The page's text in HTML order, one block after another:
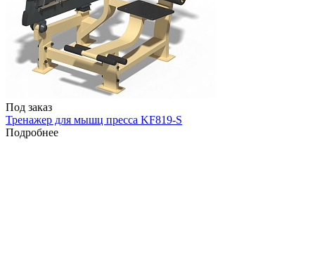
Под заказ
Тренажер для мышц пресса KF819-S
Подробнее